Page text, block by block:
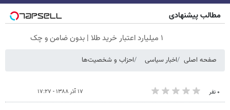
مطالب پیشنهادی
۱ میلیارد اعتبار خرید طلا | بدون ضامن و چک
صفحه اصلی اخبار سیاسی احزاب و شخصیت‌ها
۰ نفر ۱۷ آذر ۱۳۸۸ - ۱۷:۲۷